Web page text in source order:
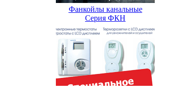
Фанкойлы канальные
Серия ФКН